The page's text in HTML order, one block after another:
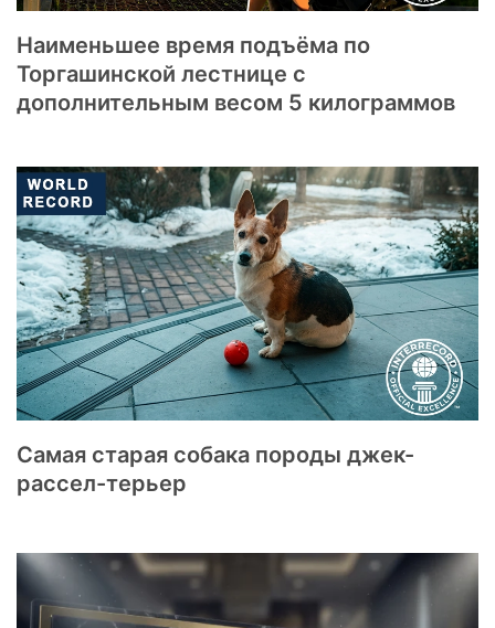
Наименьшее время подъёма по
Торгашинской лестнице с
дополнительным весом 5 килограммов
Самая старая собака породы джек-
рассел-терьер